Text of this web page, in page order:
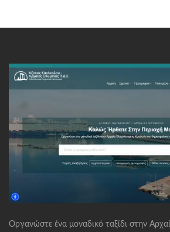
Οργανώστε ένα μοναδικό ταξίδι στην